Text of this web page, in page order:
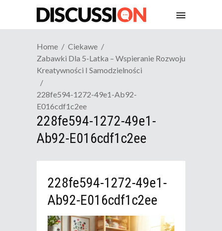
Home
Ciekawe
Zabawki Dla 5-Latka – Wspieranie Rozwoju
Kreatywności I Samodzielności
228fe594-1272-49e1-Ab92-
E016cdf1c2ee
228fe594-1272-49e1-
Ab92-E016cdf1c2ee
228fe594-1272-49e1-
Ab92-E016cdf1c2ee